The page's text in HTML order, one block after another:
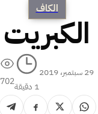
الكاف
الكبريت
29 سبتمبر، 2019
1 دقيقة
702